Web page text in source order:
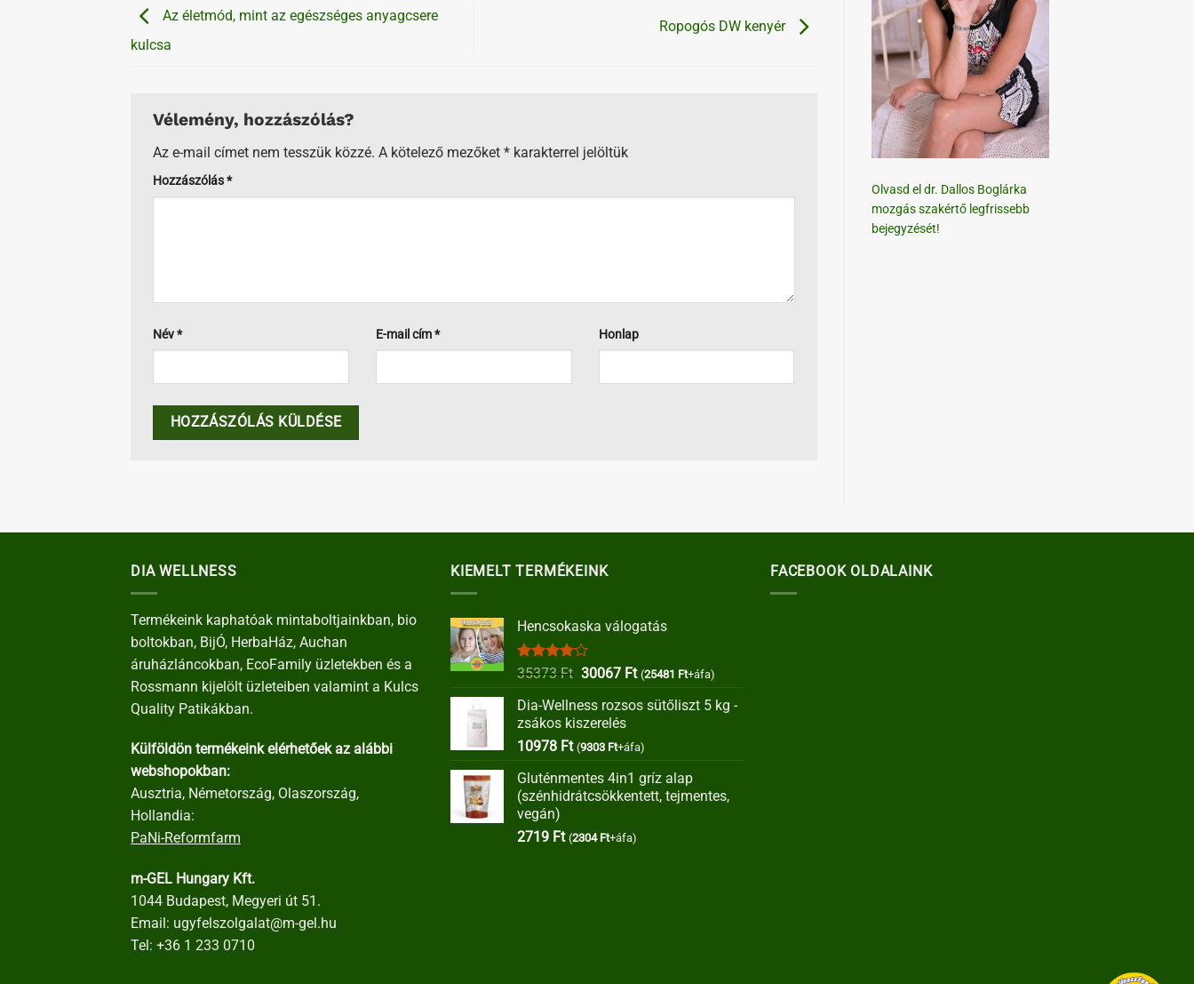
Az életmód, mint az egészséges anyagcsere
kulcsa
Ropogós DW kenyér
Vélemény, hozzászólás?
Az e-mail címet nem tesszük közzé. A kötelező mezőket * karakterrel jelöltük
Hozzászólás*
Név* E-mail cím* Honlap
Olvasd el dr. Dallos Boglárka
mozgás szakértő legfrissebb
bejegyzését!
DIA WELLNESS
Termékeink kaphatóak mintaboltjainkban, bio
boltokban, BijÓ, HerbaHáz, Auchan
áruházláncokban, EcoFamily üzletekben és a
Rossmann kijelölt üzleteiben valamint a Kulcs
Quality Patikákban.
Külföldön termékeink elérhetőek az alábbi
webshopokban:
Ausztria, Németország, Olaszország,
Hollandia:
PaNi-Reformfarm
m-GEL Hungary Kft.
1044 Budapest, Megyeri út 51.
Email: ugyfelszolgalat@m-gel.hu
Tel: +36 1 233 0710
KIEMELT TERMÉKEINK
Hencsokaska válogatás
Értékelés:
35373Ft Original
was:
35373 Ft.
30067 FtCurrent
is:
(25481 Ft+áfa)
Dia-Wellness rozsos sütőliszt 5 kg -
zsákos kiszerelés
10978 Ft (9303 Ft+áfa)
Gluténmentes 4in1 gríz alap
(szénhidrátcsökkentett, tejmentes,
vegán)
2719 Ft (2304 Ft+áfa)
FACEBOOK OLDALAINK